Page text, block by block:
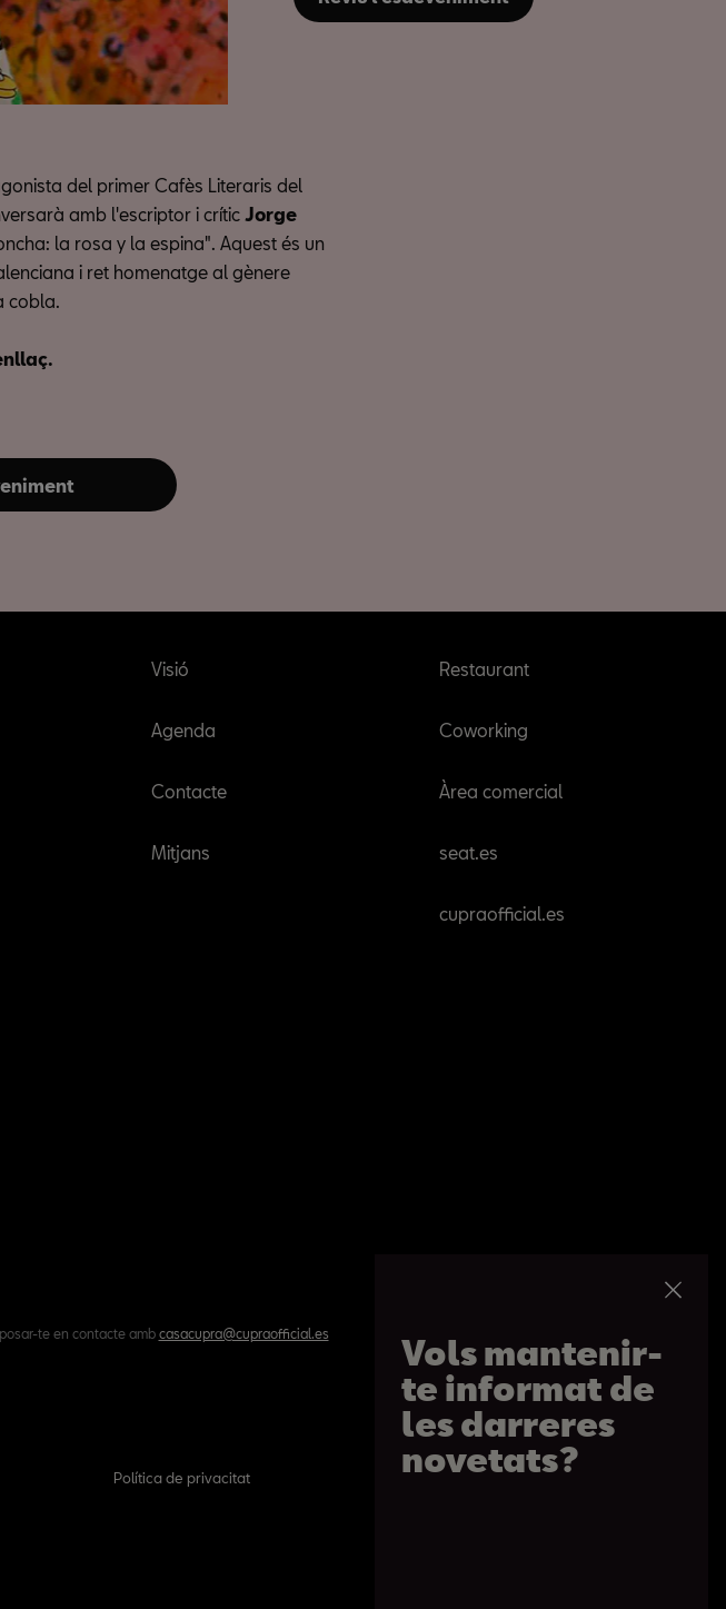
Vols mantenir-
te informat de
les darreres
novetats?
del primer Cafès Literaris del
amb l'escriptor i crític Jorge
la rosa y la espina". Aquest és un
i ret homenatge al gènere
cobla.
Visió
Agenda
Contacte
Mitjans
Restaurant
Coworking
Àrea comercial
seat.es
cupraofficial.es
te en contacte amb casacupra@cupraofficial.es
Política de privacitat Política de cookies